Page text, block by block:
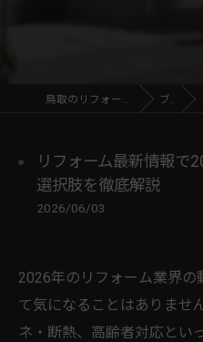
鳥取のリフォームならHanakura Craftia ブログ
リフォーム最新情報で
選択肢を徹底解説
2026/06/03
2026年のリフォーム業界の
て気になることはありませ
ネ・断熱、高齢者対応とい